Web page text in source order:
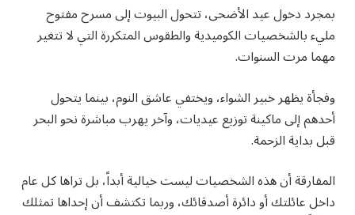
بمجرد دخول عيد الأضحى، تتحول البيوت إلى مسرح مفتوح
مليء بالشخصيات الكوميدية والطقوس المتكررة التي لا تتغير
مهما مرت السنوات.
وفجأة يظهر خبير الشواء، ويختفي عاشق النوم، بينما يتحول
أحدهم إلى ماكينة توزيع عيديات، وآخر يهرب مباشرة نحو البحر
قبل بداية الزحمة.
المفارقة أن هذه الشخصيات ليست خيالية أبداً، بل تراها كل عام
داخل عائلتك أو دائرة أصدقائك، وربما تكتشف أن إحداها تمثلك